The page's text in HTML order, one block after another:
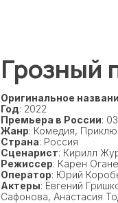
Грозный
Оригинальное
Год: 2022
Премьера в России:
Жанр: Комедия,
Страна: Россия
Сценарист: Кирилл
Режиссер: Карен
Оператор: Юрий
Актеры: Евгений
Сафонова, Анастасия